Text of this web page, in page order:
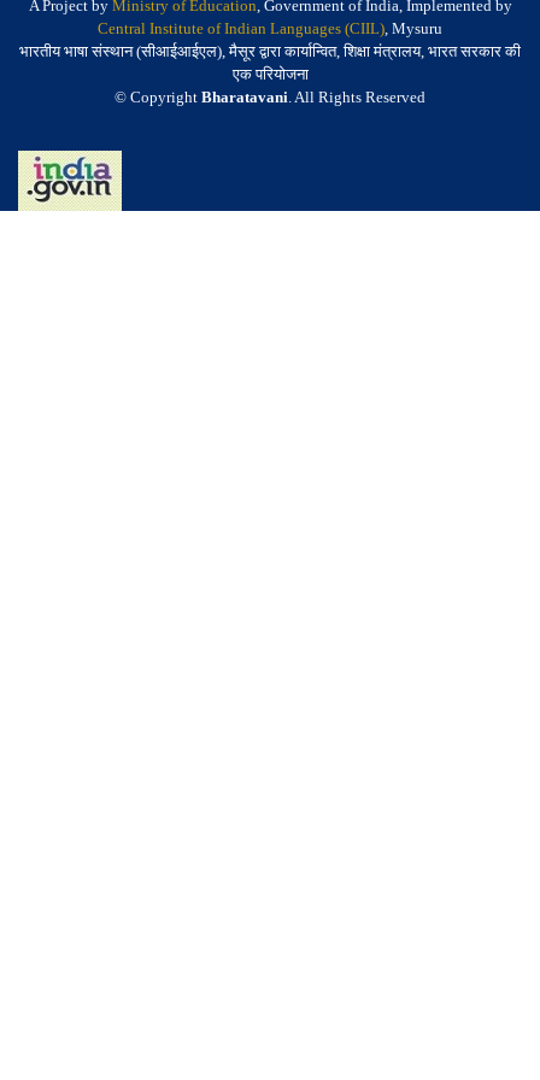
A Project by Ministry of Education, Government of India, Implemented by
Central Institute of Indian Languages (CIIL), Mysuru
भारतीय भाषा संस्थान (सीआईआईएल), मैसूर द्वारा कार्यान्वित, शिक्षा मंत्रालय, भारत सरकार की
एक परियोजना
© Copyright Bharatavani. All Rights Reserved